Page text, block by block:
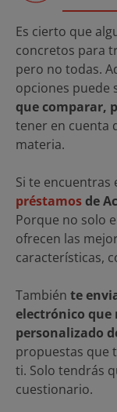
Es cierto que
concretos para
pero no todas.
opciones puede
que comparar,
tener en cuenta
materia.
Si te encuentras
préstamosde
Porque no solo
ofrecen las
características,
También te
electrónico que
personalizado
propuestas que
ti. Solo tendrás
cuestionario.